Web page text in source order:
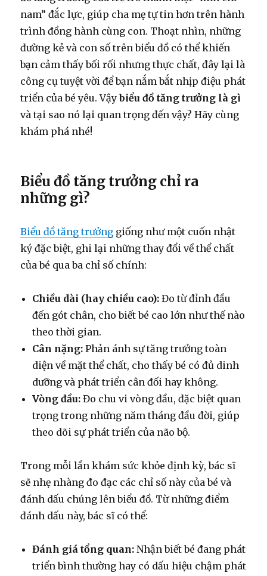
nam” đắc lực, giúp cha mẹ tự tin hơn trên hành
trình đồng hành cùng con. Thoạt nhìn, những
đường kẻ và con số trên biểu đồ có thể khiến
bạn cảm thấy bối rối nhưng thực chất, đây lại là
công cụ tuyệt vời để bạn nắm bắt nhịp điệu phát
triển của bé yêu. Vậybiểu đồ tăng trưởng là gì
và tại sao nó lại quan trọng đến vậy? Hãy cùng
khám phá nhé!
Biểu đồ tăng trưởng chỉ ra
những gì?
Biểu đồ tăng trưởng giống như một cuốn nhật
ký đặc biệt, ghi lại những thay đổi về thể chất
của bé qua ba chỉ số chính:
Chiều dài (hay chiều cao): Đo từ đỉnh đầu
đến gót chân, cho biết bé cao lớn như thế nào
theo thời gian.
Cân nặng: Phản ánh sự tăng trưởng toàn
diện về mặt thể chất, cho thấy bé có đủ dinh
dưỡng và phát triển cân đối hay không.
Vòng đầu: Đo chu vi vòng đầu, đặc biệt quan
trọng trong những năm tháng đầu đời, giúp
theo dõi sự phát triển của não bộ.
Trong mỗi lần khám sức khỏe định kỳ, bác sĩ
sẽ nhẹ nhàng đo đạc các chỉ số này của bé và
đánh dấu chúng lên biểu đồ. Từ những điểm
đánh dấu này, bác sĩ có thể:
Đánh giá tổng quan: Nhận biết bé đang phát
triển bình thường hay có dấu hiệu chậm phát